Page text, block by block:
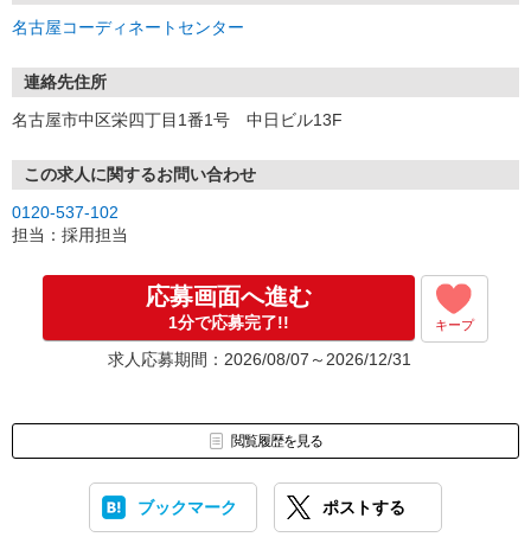
名古屋コーディネートセンター
連絡先住所
名古屋市中区栄四丁目1番1号 中日ビル13F
この求人に関するお問い合わせ
0120-537-102
担当：採用担当
応募画面へ進む
1分で応募完了!! キープ
求人応募期間：2026/08/07～2026/12/31
閲覧履歴を見る
ブックマーク ポストする